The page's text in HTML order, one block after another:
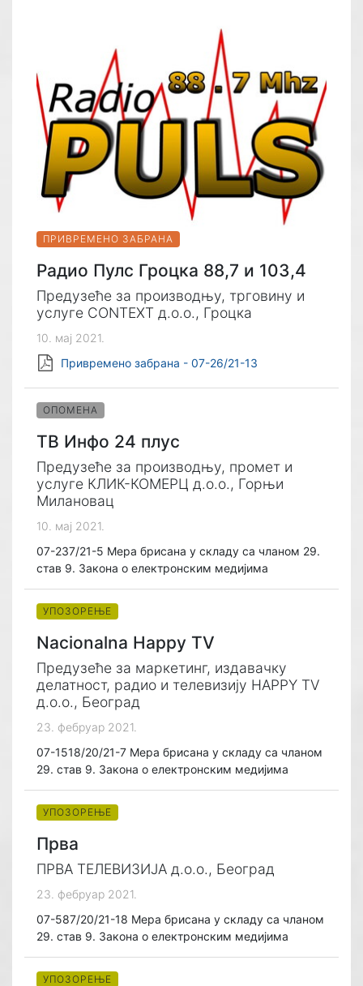
ПРИВРЕМЕНО ЗАБРАНА
Радио Пулс Гроцка 88,7 и 103,4
Предузеће за производњу, трговину и
услуге CONTEXT д.о.о., Гроцка
10. мај 2021.
Привремено забрана - 07-26/21-13
ОПОМЕНА
ТВ Инфо 24 плус
Предузеће за производњу, промет и
услуге КЛИК-КОМЕРЦ д.о.о., Горњи
Милановац
10. мај 2021.
07-237/21-5 Мера брисана у складу са чланом 29.
став 9. Закона о електронским медијима
УПОЗОРЕЊЕ
Nacionalna Happy TV
Предузеће за маркетинг, издавачку
делатност, радио и телевизију HAPPY TV
д.о.о., Београд
23. фебруар 2021.
07-1518/20/21-7 Мера брисана у складу са чланом
29. став 9. Закона о електронским медијима
УПОЗОРЕЊЕ
Прва
ПРВА ТЕЛЕВИЗИЈА д.о.о., Београд
23. фебруар 2021.
07-587/20/21-18 Мера брисана у складу са чланом
29. став 9. Закона о електронским медијима
УПОЗОРЕЊЕ